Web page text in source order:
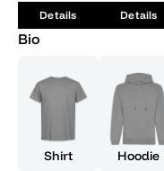
Details Details
Bio
Shirt Hoodie